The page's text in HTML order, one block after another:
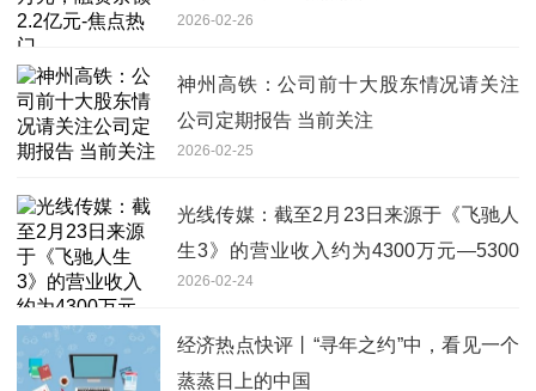
2026-02-26
神州高铁：公司前十大股东情况请关注
公司定期报告 当前关注
2026-02-25
光线传媒：截至2月23日来源于《飞驰人
生3》的营业收入约为4300万元—5300
万元 每日热闻
2026-02-24
经济热点快评丨“寻年之约”中，看见一个
蒸蒸日上的中国